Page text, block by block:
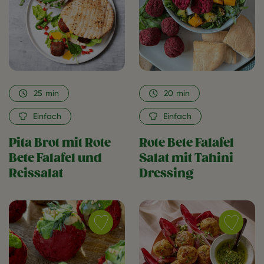
Brot
mit
Rote
Bete
Falafel
und
Pita Brot mit Rote
Bete Falafel und
Reissalat
25 min
Einfach
Bete
Falafel
Salat
mit
Tahini
Dressing
Rote Bete Falafel
Salat mit Tahini
Dressing
20 min
Einfach
Save
recipe
Rote
Bete
Save
recipe
Schiffchen